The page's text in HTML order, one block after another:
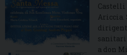
Castelli
Ariccia.
a don